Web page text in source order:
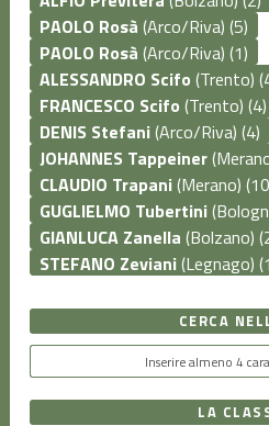
PAOLO Rosà (Arco/Riva) (5)
PAOLO Rosà (Arco/Riva) (1)
ALESSANDRO Scifo (Trento)
FRANCESCO Scifo (Trento) (4)
DENIS Stefani(Arco/Riva) (4)
JOHANNES Tappeiner
CLAUDIO Trapani(Merano)
GUGLIELMO Tubertini
GIANLUCA Zanella (Bolzano)
STEFANO Zeviani(Legnago)
CERCA
LA